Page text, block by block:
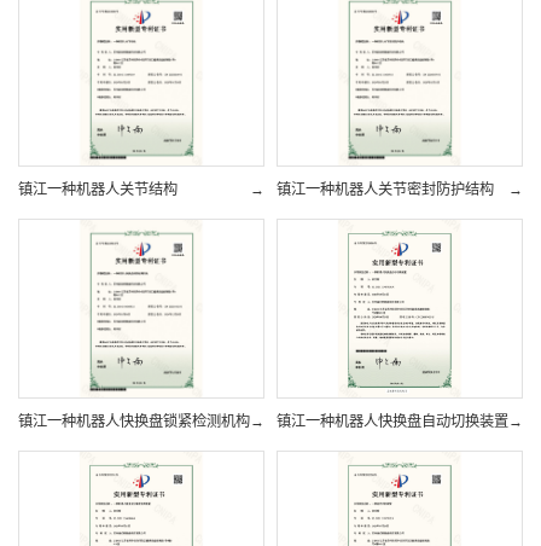
→
镇江一种机器人关节结构 →
镇江一种机器人关节密封防护结构
→
镇江一种机器人快换盘锁紧检测机构 →
镇江一种机器人快换盘自动切换装置